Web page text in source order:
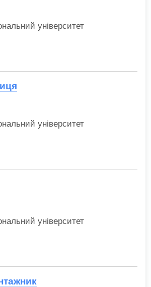
університет
університет
університет